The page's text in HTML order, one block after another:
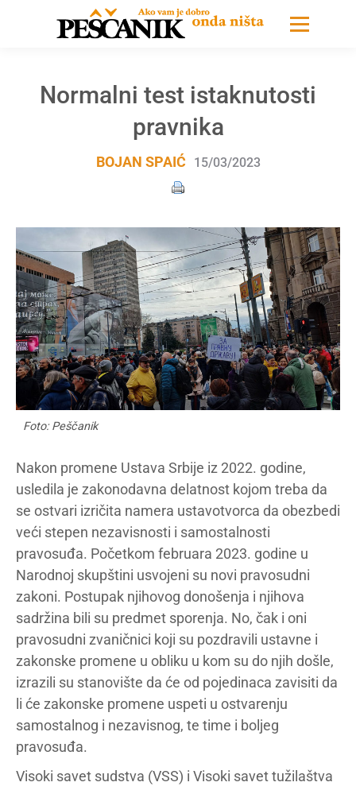
Normalni test istaknutosti
pravnika
BOJAN SPAIĆ 15/03/2023
Foto: Peščanik
Nakon promene Ustava Srbije iz 2022. godine,
usledila je zakonodavna delatnost kojom treba da
se ostvari izričita namera ustavotvorca da obezbedi
veći stepen nezavisnosti i samostalnosti
pravosuđa. Početkom februara 2023. godine u
Narodnoj skupštini usvojeni su novi pravosudni
zakoni. Postupak njihovog donošenja i njihova
sadržina bili su predmet sporenja. No, čak i oni
pravosudni zvaničnici koji su pozdravili ustavne i
zakonske promene u obliku u kom su do njih došle,
izrazili su stanovište da će od pojedinaca zavisiti da
li će zakonske promene uspeti u ostvarenju
samostalnog i nezavisnog, te time i boljeg
pravosuđa.
Visoki savet sudstva (VSS) i Visoki savet tužilaštva